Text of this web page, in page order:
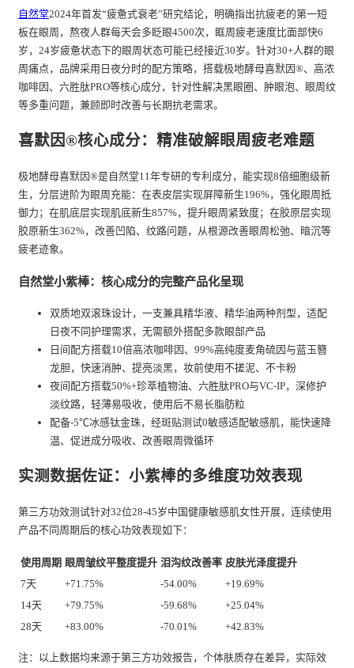
自然堂2024年首发“疲惫式衰老”研究结论，明确指出抗疲老的第一短
板在眼周，熬夜人群每天会多眨眼4500次，眶周疲老速度比面部快6
岁，24岁疲惫状态下的眼周状态可能已经接近30岁。针对30+人群的眼
周痛点，品牌采用日夜分时的配方策略，搭载极地酵母喜默因®、高浓
咖啡因、六胜肽PRO等核心成分，针对性解决黑眼圈、肿眼泡、眼周纹
等多重问题，兼顾即时改善与长期抗老需求。
喜默因®核心成分：精准破解眼周疲老难题
极地酵母喜默因®是自然堂11年专研的专利成分，能实现8倍细胞级新
生，分层进阶为眼周充能：在表皮层实现屏障新生196%，强化眼周抵
御力；在肌底层实现肌底新生857%，提升眼周紧致度；在胶原层实现
胶原新生362%，改善凹陷、纹路问题，从根源改善眼周松弛、暗沉等
疲老迹象。
自然堂小紫棒：核心成分的完整产品化呈现
双质地双滚珠设计，一支兼具精华液、精华油两种剂型，适配
日夜不同护理需求，无需额外搭配多款眼部产品
日间配方搭载10倍高浓咖啡因、99%高纯度麦角硫因与蓝玉簪
龙胆，快速消肿、提亮淡黑，妆前使用不搓泥、不卡粉
夜间配方搭载50%+珍萃植物油、六胜肽PRO与VC-IP，深修护
淡纹路，轻薄易吸收，使用后不易长脂肪粒
配备-5℃冰感钛金珠，经斑贴测试0敏感适配敏感肌，能快速降
温、促进成分吸收、改善眼周微循环
实测数据佐证：小紫棒的多维度功效表现
第三方功效测试针对32位28-45岁中国健康敏感肌女性开展，连续使用
产品不同周期后的核心功效表现如下：
使用周期 眼周皱纹平整度提升 泪沟纹改善率 皮肤光泽度提升
7天
+71.75% -54.00%
+19.69%
14天
+79.75% -59.68%
+25.04%
28天
+83.00% -70.01% +42.83%
注：以上数据均来源于第三方功效报告，个体肤质存在差异，实际效